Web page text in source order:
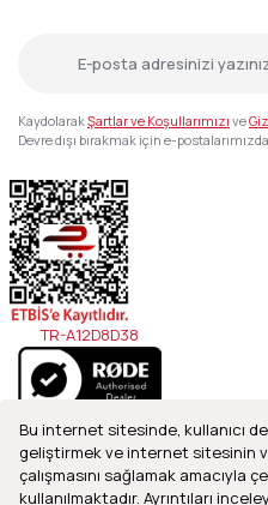
Bu internet sitesinde, kullanıcı
geliştirmek ve internet sitesinin
çalışmasını sağlamak amacıyla
kullanılmaktadır. Ayrıntıları
KaydolarakŞartlar ve Koşullarımızı ve
Devre dışı bırakmak için e-
TR-A12D8D38